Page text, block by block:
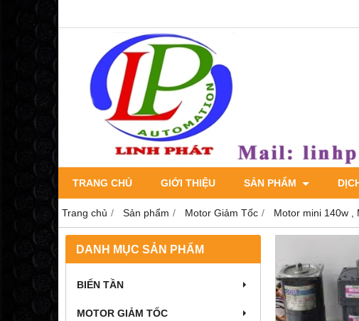
TRANG CHỦ GIỚI THIỆU SẢN PHẨM
Trang chủ Sản phẩm Motor Giảm Tốc Motor mini 140w ,
DANH MỤC SẢN PHẨM
BIẾN TẦN
MOTOR GIẢM TỐC